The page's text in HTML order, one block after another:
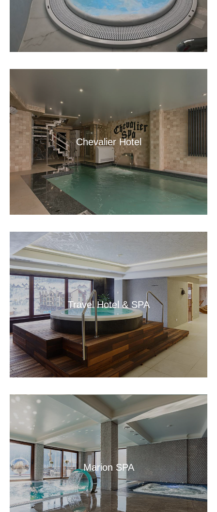
Chevalier Hotel
Travel Hotel & SPA
Marion SPA